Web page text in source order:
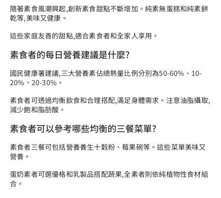
隨著素食風潮興起,創新素食甜點不斷增加。純素無蛋糕和純素餅
乾等,美味又健康。
這些家庭友善的甜點,適合素食者和全家人享用。
素食者的每日營養建議是什麼?
國民健康署建議,三大營養素佔總熱量比例分別為50-60%、10-
20%、20-30%。
素食者可透過均衡飲食和合理搭配,滿足身體需求。注意油脂攝取,
減少飽和脂肪酸。
素食者可以參考哪些均衡的三餐菜單?
素食者三餐可包括營養養生十穀粉、莓果碗等。這些菜單美味又
營養。
蛋奶素者可選優格和乳製品搭配蔬果,全素者則依純植物性食材組
合。